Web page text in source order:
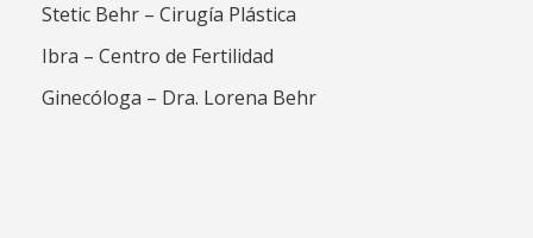
Stetic Behr – Cirugía Plástica
Ibra – Centro de Fertilidad
Ginecóloga – Dra. Lorena Behr